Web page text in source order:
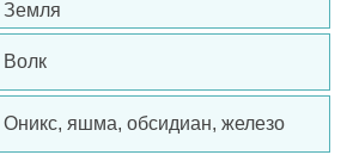
Земля
Волк
Оникс, яшма, обсидиан, железо